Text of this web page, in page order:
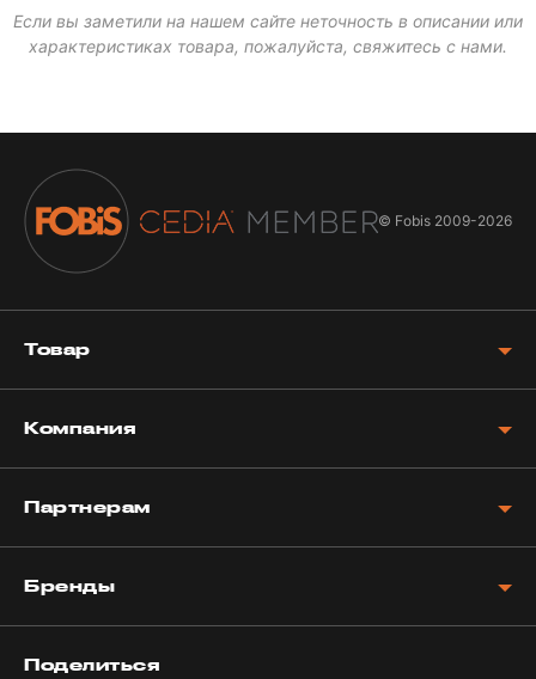
Если вы заметили на нашем сайте неточность в описании или
характеристиках товара, пожалуйста, свяжитесь с нами.
© Fobis 2009-2026
Товар
Компания
Партнерам
Бренды
Поделиться